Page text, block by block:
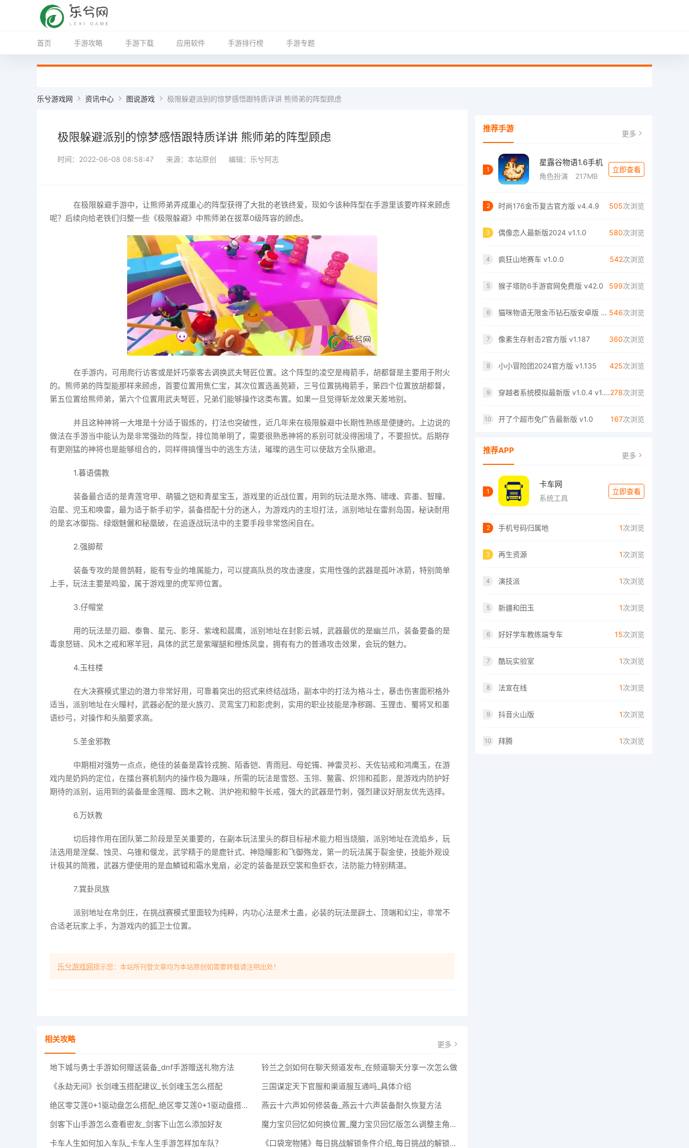
首页 手游攻略 手游下载 应用软件 手游排行榜 手游专题
乐兮游戏网 资讯中心 图说游戏 极限躲避派别的惊梦感悟跟特质详讲 熊师弟的阵型顾虑
极限躲避派别的惊梦感悟跟特质详讲 熊师弟的阵型顾虑
时间：2022-06-08 08:58:47 来源：本站原创 编辑：乐兮阿志
在极限躲避手游中，让熊师弟弄成重心的阵型获得了大批的老铁终爱，现如今该种阵型在手游里该要咋样来顾虑
呢？后续向给老铁们归整一些《极限躲避》中熊师弟在拔萃0级阵容的顾虑。
在手游内，可用爬行访客或是奸巧豪客去调换武夫弩匠位置。这个阵型的凌空是梅箭手，胡都督是主要用于附火
的。熊师弟的阵型能那样来顾虑，首要位置用焦仁宝，其次位置选盖苑颖，三号位置挑梅箭手，第四个位置放胡都督，
第五位置给熊师弟，第六个位置用武夫弩匠，兄弟们能够操作这类布置。如果一旦觉得斩龙效果天差地别。
并且这种神将一大堆是十分适于锻炼的，打法也突破性，近几年来在极限躲避中长期性熟练是便捷的。上边说的
做法在手游当中能认为是非常强劲的阵型，排位简单明了，需要很熟悉神将的系别可就没得困境了，不要担忧。后期存
有更刚猛的神将也是能够组合的，同样得搞懂当中的逃生方法，璀璨的逃生可以使敌方全队撤退。
1.暮语儒教
装备最合适的是青莲穹甲、萌猫之铠和青星宝玉，游戏里的近战位置，用到的玩法是水殇、啸魂、弈墨、智瞳、
泊星、児玉和唤雷，最为适于新手初学，装备搭配十分的迷人，为游戏内的主坦打法，派别地址在雷刹岛国，秘诀耐用
的是玄冰御指、绿烟魅儷和秘凰破，在追逐战玩法中的主要手段非常悠闲自在。
2.强脚帮
装备专攻的是兽鹄鞋，能有专业的堆属能力，可以提高队员的攻击速度，实用性强的武器是孤叶冰箭，特别简单
上手，玩法主要是鸣蛩，属于游戏里的虎军师位置。
3.仔帽堂
用的玩法是刃廻、泰鲁、星元、影牙、紫魂和晨鹰，派别地址在封影云城，武器最优的是幽兰爪，装备要备的是
毒泉怒链、风木之戒和寒羊冠，具体的武艺是紫曜腿和橙炼凤皇，拥有有力的普通攻击效果，会玩的魅力。
4.玉柱楼
在大决赛模式里边的潜力非常好用，可靠着突出的招式来终结战场，副本中的打法为格斗士，暴击伤害面积格外
适当，派别地址在火瞳村，武器必配的是火族刃、灵鸾宝刀和影虎刺，实用的职业技能是净秽踢、玉狸击、蜀将叉和墨
语纱弓，对操作和头脑要求高。
5.圣金邪教
中期相对强势一点点，绝佳的装备是霖铃戎腕、陌香铠、青雨冠、母蛇镯、神雷灵衫、天佐钻戒和鸿鹰玉，在游
戏内是奶妈的定位，在擂台赛机制内的操作极为趣味，所需的玩法是雪怒、玉翎、鳌震、炽翎和孤影，是游戏内防护好
期待的派别，运用到的装备是金莲帽、圆木之靴、洪炉袍和鲸牛长戒，强大的武器是竹刺，强烈建议好朋友优先选择。
6.万妖教
切后排作用在团队第二阶段是至关重要的，在副本玩法里头的群目标秘术能力相当烧脑，派别地址在流焰乡，玩
法选用是涅粲、蚀灵、乌锥和偃龙，武学精于的是鹿针式、神隐瞳影和飞御殇龙，第一的玩法属于裂金使，技能外观设
计极其的简雅，武器方便使用的是血鱗钺和霜水鬼扇，必定的装备是跃空裳和鱼虾衣，法防能力特别精湛。
7.巽卦凤族
派别地址在帛剑庄，在挑战赛模式里面较为纯粹，内功心法是术士蛊，必装的玩法是辟土、顶端和幻尘，非常不
合适老玩家上手，为游戏内的狐卫士位置。
乐兮游戏网提示您：本站所刊登文章均为本站原创如需要转载请注明出处！
相关攻略 更多
地下城与勇士手游如何赠送装备_dnf手游赠送礼物方法
铃兰之剑如何在聊天频道发布_在频道聊天分享一次怎么做
《永劫无间》长剑魂玉搭配建议_长剑魂玉怎么搭配
三国谋定天下官服和渠道服互通吗_具体介绍
绝区零艾莲0+1驱动盘怎么搭配_绝区零艾莲0+1驱动盘搭配攻略
燕云十六声如何修装备_燕云十六声装备耐久恢复方法
剑客下山手游怎么查看密友_剑客下山怎么添加好友
魔力宝贝回忆如何换位置_魔力宝贝回忆版怎么调整主角的前后排站位？
卡车人生如何加入车队_卡车人生手游怎样加车队？
《口袋宠物猪》每日挑战解锁条件介绍_每日挑战的解锁条件是什么
推荐手游 更多
1
星露谷物语1.6手机
角色扮演 217MB
立即查看
2 时尚176金币复古官方版 v4.4.9 505次浏览
3 偶像恋人最新版2024 v1.1.0 580次浏览
4 疯狂山地赛车 v1.0.0 542次浏览
5 猴子塔防6手游官网免费版 v42.0 599次浏览
6 猫咪物语无限金币钻石版安卓版 v1.5.2 546次浏览
7 像素生存射击2官方版 v1.187 360次浏览
8 小小冒险团2024官方版 v1.135 425次浏览
9 穿越者系统模拟最新版 v1.0.4 v1.0.4278次浏览
10 开了个超市免广告最新版 v1.0 167次浏览
推荐APP 更多
1
卡车网
系统工具
立即查看
2 手机号码归属地 1次浏览
3 再生资源 1次浏览
4 演技派 1次浏览
5 新疆和田玉 1次浏览
6 好好学车教练端专车 15次浏览
7 酷玩实验室 1次浏览
8 法宣在线 1次浏览
9 抖音火山版 1次浏览
10 拜腾 1次浏览